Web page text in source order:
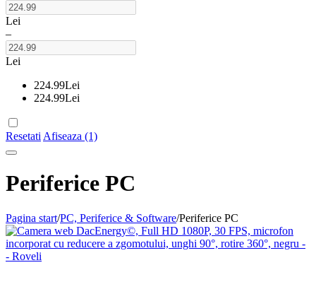
Lei
–
Lei
224.99Lei
224.99Lei
Resetati Afiseaza (1)
Periferice PC
Pagina start/PC, Periferice & Software/Periferice PC